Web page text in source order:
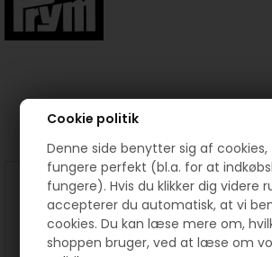
Cookie politik
Denne side benytter sig af
fungere perfekt (bl.a. for at
fungere). Hvis du klikker dig videre
accepterer du automatisk, at vi
cookies. Du kan læse mere om,
shoppen bruger, ved at læse om
Prøv lige at se her: